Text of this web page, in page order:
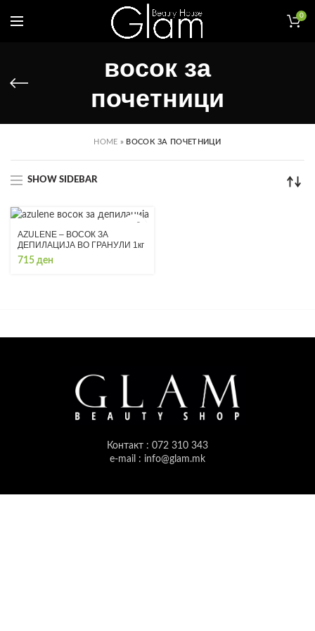
0
восок за
почетници
HOME » ВОСОК ЗА ПОЧЕТНИЦИ
SHOW SIDEBAR
AZULENE – ВОСОК ЗА
ДЕПИЛАЦИЈА ВО ГРАНУЛИ 1кг
715 ден
Контакт : 072 310 343
e-mail : info@glam.mk